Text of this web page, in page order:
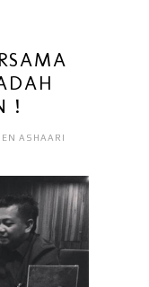
!
ASHAARI